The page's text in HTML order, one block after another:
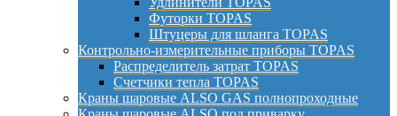
Футорки TOPAS
Штуцеры для шланга TOPAS
Контрольно-измерительные приборы TOPAS
Распределитель затрат TOPAS
Счетчики тепла TOPAS
Краны шаровые ALSO GAS полнопроходные